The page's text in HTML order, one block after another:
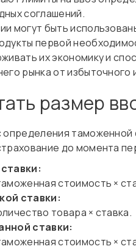
соглашений.
могут быть
первой
их экономику и
рынка от
размер
определения
до момента
стоимость ×
ставки:
товара × ставка.
ставки:
стоимость ×